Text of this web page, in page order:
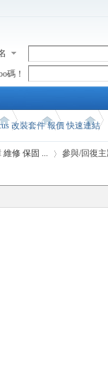
碼！
改裝套件 報價 快速連結
維修 保固 ...
參與/回復主